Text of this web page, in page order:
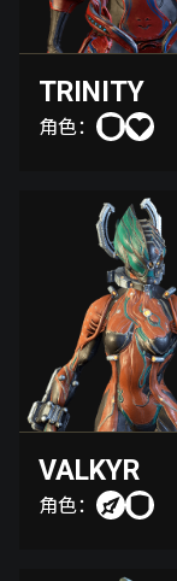
TRINITY
角色：
VALKYR
角色：